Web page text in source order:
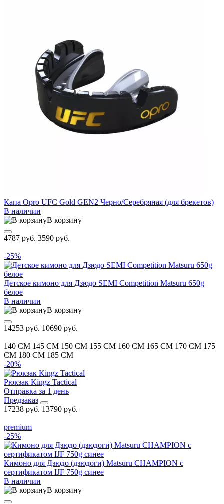
Капа Opro UFC Gold GEN2 Черно/Серебряная (для брекетов)
В наличии
В корзину
4787 руб. 3590 руб.
-25%
Детское кимоно для Дзюдо SEMI Competition Matsuru 650g
белое
В наличии
В корзину
14253 руб. 10690 руб.
140 CM 145 CM 150 CM 155 CM 160 CM 165 CM 170 CM 175
CM 180 CM 185 CM
-20%
Рюкзак Kingz Tactical
Отправка за 1 день
Предзаказ
17238 руб. 13790 руб.
premium
-25%
Кимоно для Дзюдо (дзюдоги) Matsuru CHAMPION с
сертификатом IJF 750g синее
В наличии
В корзину